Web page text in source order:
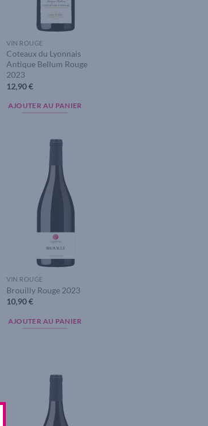
VIN ROUGE
Coteaux du Lyonnais
Antique Bellum Rouge
2023
12,90€
AJOUTER AU PANIER
VIN ROUGE
Brouilly Rouge 2023
10,90€
AJOUTER AU PANIER